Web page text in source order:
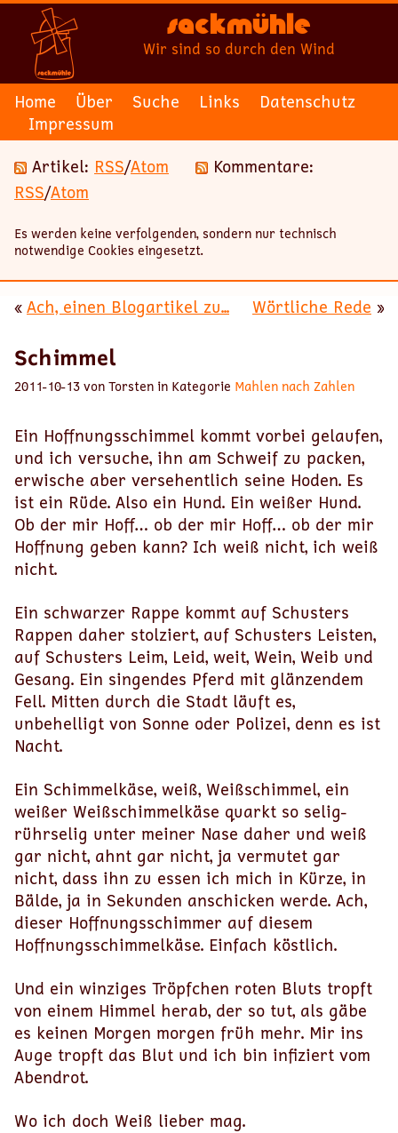
Sackmühle
Wir sind so durch den Wind
Home Über Suche Links
Datenschutz
Impressum
Artikel: RSS/Atom
Kommentare:
RSS/Atom
Es werden keine verfolgenden, sondern nur technisch
notwendige Cookies eingesetzt.
«Ach, einen Blogartikel zu... Wörtliche Rede »
Schimmel
2011-10-13 von Torsten in Kategorie Mahlen nach Zahlen
Ein Hoffnungsschimmel kommt vorbei gelaufen,
und ich versuche, ihn am Schweif zu packen,
erwische aber versehentlich seine Hoden. Es
ist ein Rüde. Also ein Hund. Ein weißer Hund.
Ob der mir Hoff… ob der mir Hoff… ob der mir
Hoffnung geben kann? Ich weiß nicht, ich weiß
nicht.
Ein schwarzer Rappe kommt auf Schusters
Rappen daher stolziert, auf Schusters Leisten,
auf Schusters Leim, Leid, weit, Wein, Weib und
Gesang. Ein singendes Pferd mit glänzendem
Fell. Mitten durch die Stadt läuft es,
unbehelligt von Sonne oder Polizei, denn es ist
Nacht.
Ein Schimmelkäse, weiß, Weißschimmel, ein
weißer Weiß­schimmel­käse quarkt so selig-
rührselig unter meiner Nase daher und weiß
gar nicht, ahnt gar nicht, ja vermutet gar
nicht, dass ihn zu essen ich mich in Kürze, in
Bälde, ja in Sekunden anschicken werde. Ach,
dieser Hoffnungsschimmer auf diesem
Hoffnungsschimmelkäse. Einfach köstlich.
Und ein winziges Tröpfchen roten Bluts tropft
von einem Himmel herab, der so tut, als gäbe
es keinen Morgen morgen früh mehr. Mir ins
Auge tropft das Blut und ich bin infiziert vom
Abendrot.
Wo ich doch Weiß lieber mag.